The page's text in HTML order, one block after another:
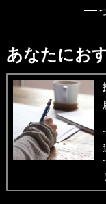
あなたにお